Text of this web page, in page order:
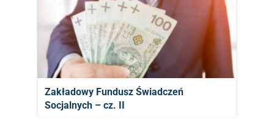
Zakładowy Fundusz Świadczeń
Socjalnych – cz. II